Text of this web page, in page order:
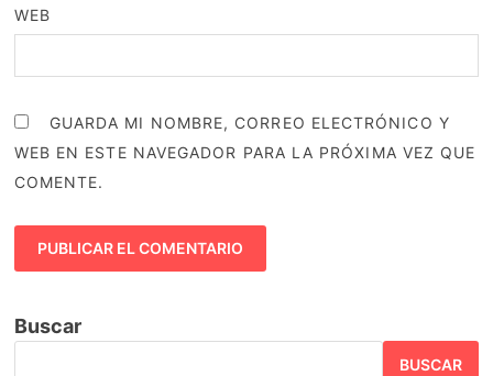
WEB
GUARDA MI NOMBRE, CORREO ELECTRÓNICO Y
WEB EN ESTE NAVEGADOR PARA LA PRÓXIMA VEZ QUE
COMENTE.
Buscar
BUSCAR